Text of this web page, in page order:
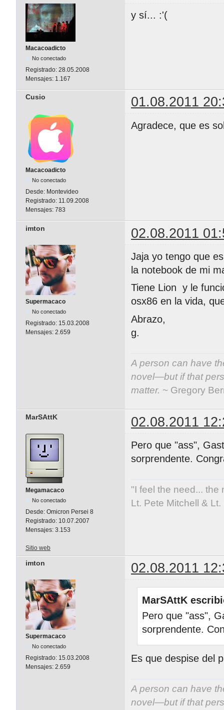
Macacoadicto
No conectado
Registrado: 28.05.2008
Mensajes: 1.167
y sí... :'(
Cusio 01.08.2011
Macacoadicto
No conectado
Desde: Montevideo
Registrado: 11.09.2008
Mensajes: 783
Agradece, que es
imton 02.08.2011
Supermacaco
No conectado
Registrado: 15.03.2008
Mensajes: 2.659
Jaja yo tengo que
la notebook de mi
Tiene Lion y le
osx86 en la vida,
Abrazo,
g.
A person can have
novel—but if that
matter. ~ Gregory
MarSAttK 02.08.2011
Megamacaco
No conectado
Desde: Omicron Persei 8
Registrado: 10.07.2007
Mensajes: 3.153
Pero que "ass",
sorprendente.
"I feel the need... the
Lt. Pete Mitchell &
Sitio web
imton 02.08.2011
Supermacaco
No conectado
Registrado: 15.03.2008
Mensajes: 2.659
MarSAttK
Pero que "ass",
sorprendente.
Es que despise del
A person can have
novel—but if that